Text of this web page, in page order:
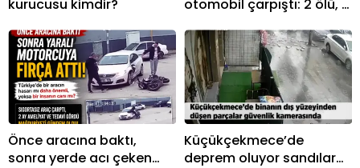
kurucusu kimdir?
otomobil çarpıştı: 2 ölü, 3
Önce aracına baktı,
sonra yerde acı çeken
Küçükçekmece’de
deprem oluyor sandılar